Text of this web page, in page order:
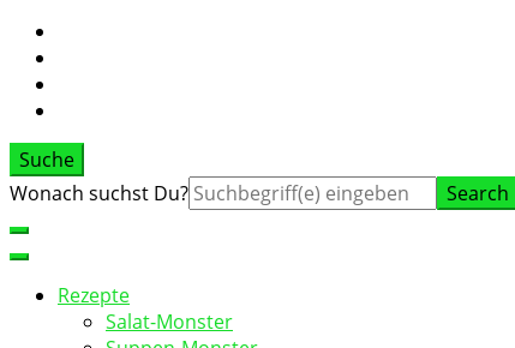
Suche
Suche
Wonach suchst Du?
Rezepte
Salat-Monster